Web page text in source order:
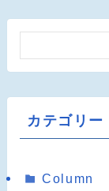
カテゴリー
Column